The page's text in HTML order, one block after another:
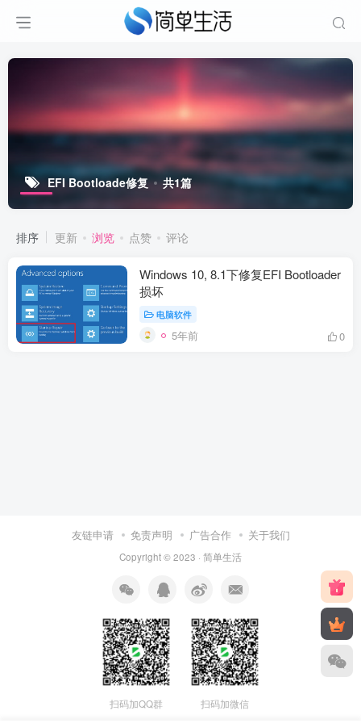
EFI Bootloade修复 共1篇
排序 更新 浏览 点赞 评论
Windows 10, 8.1下修复EFI Bootloader
损坏
电脑软件
5年前 0
友链申请 免责声明 广告合作 关于我们
Copyright © 2023 · 简单生活
扫码加QQ群 扫码加微信